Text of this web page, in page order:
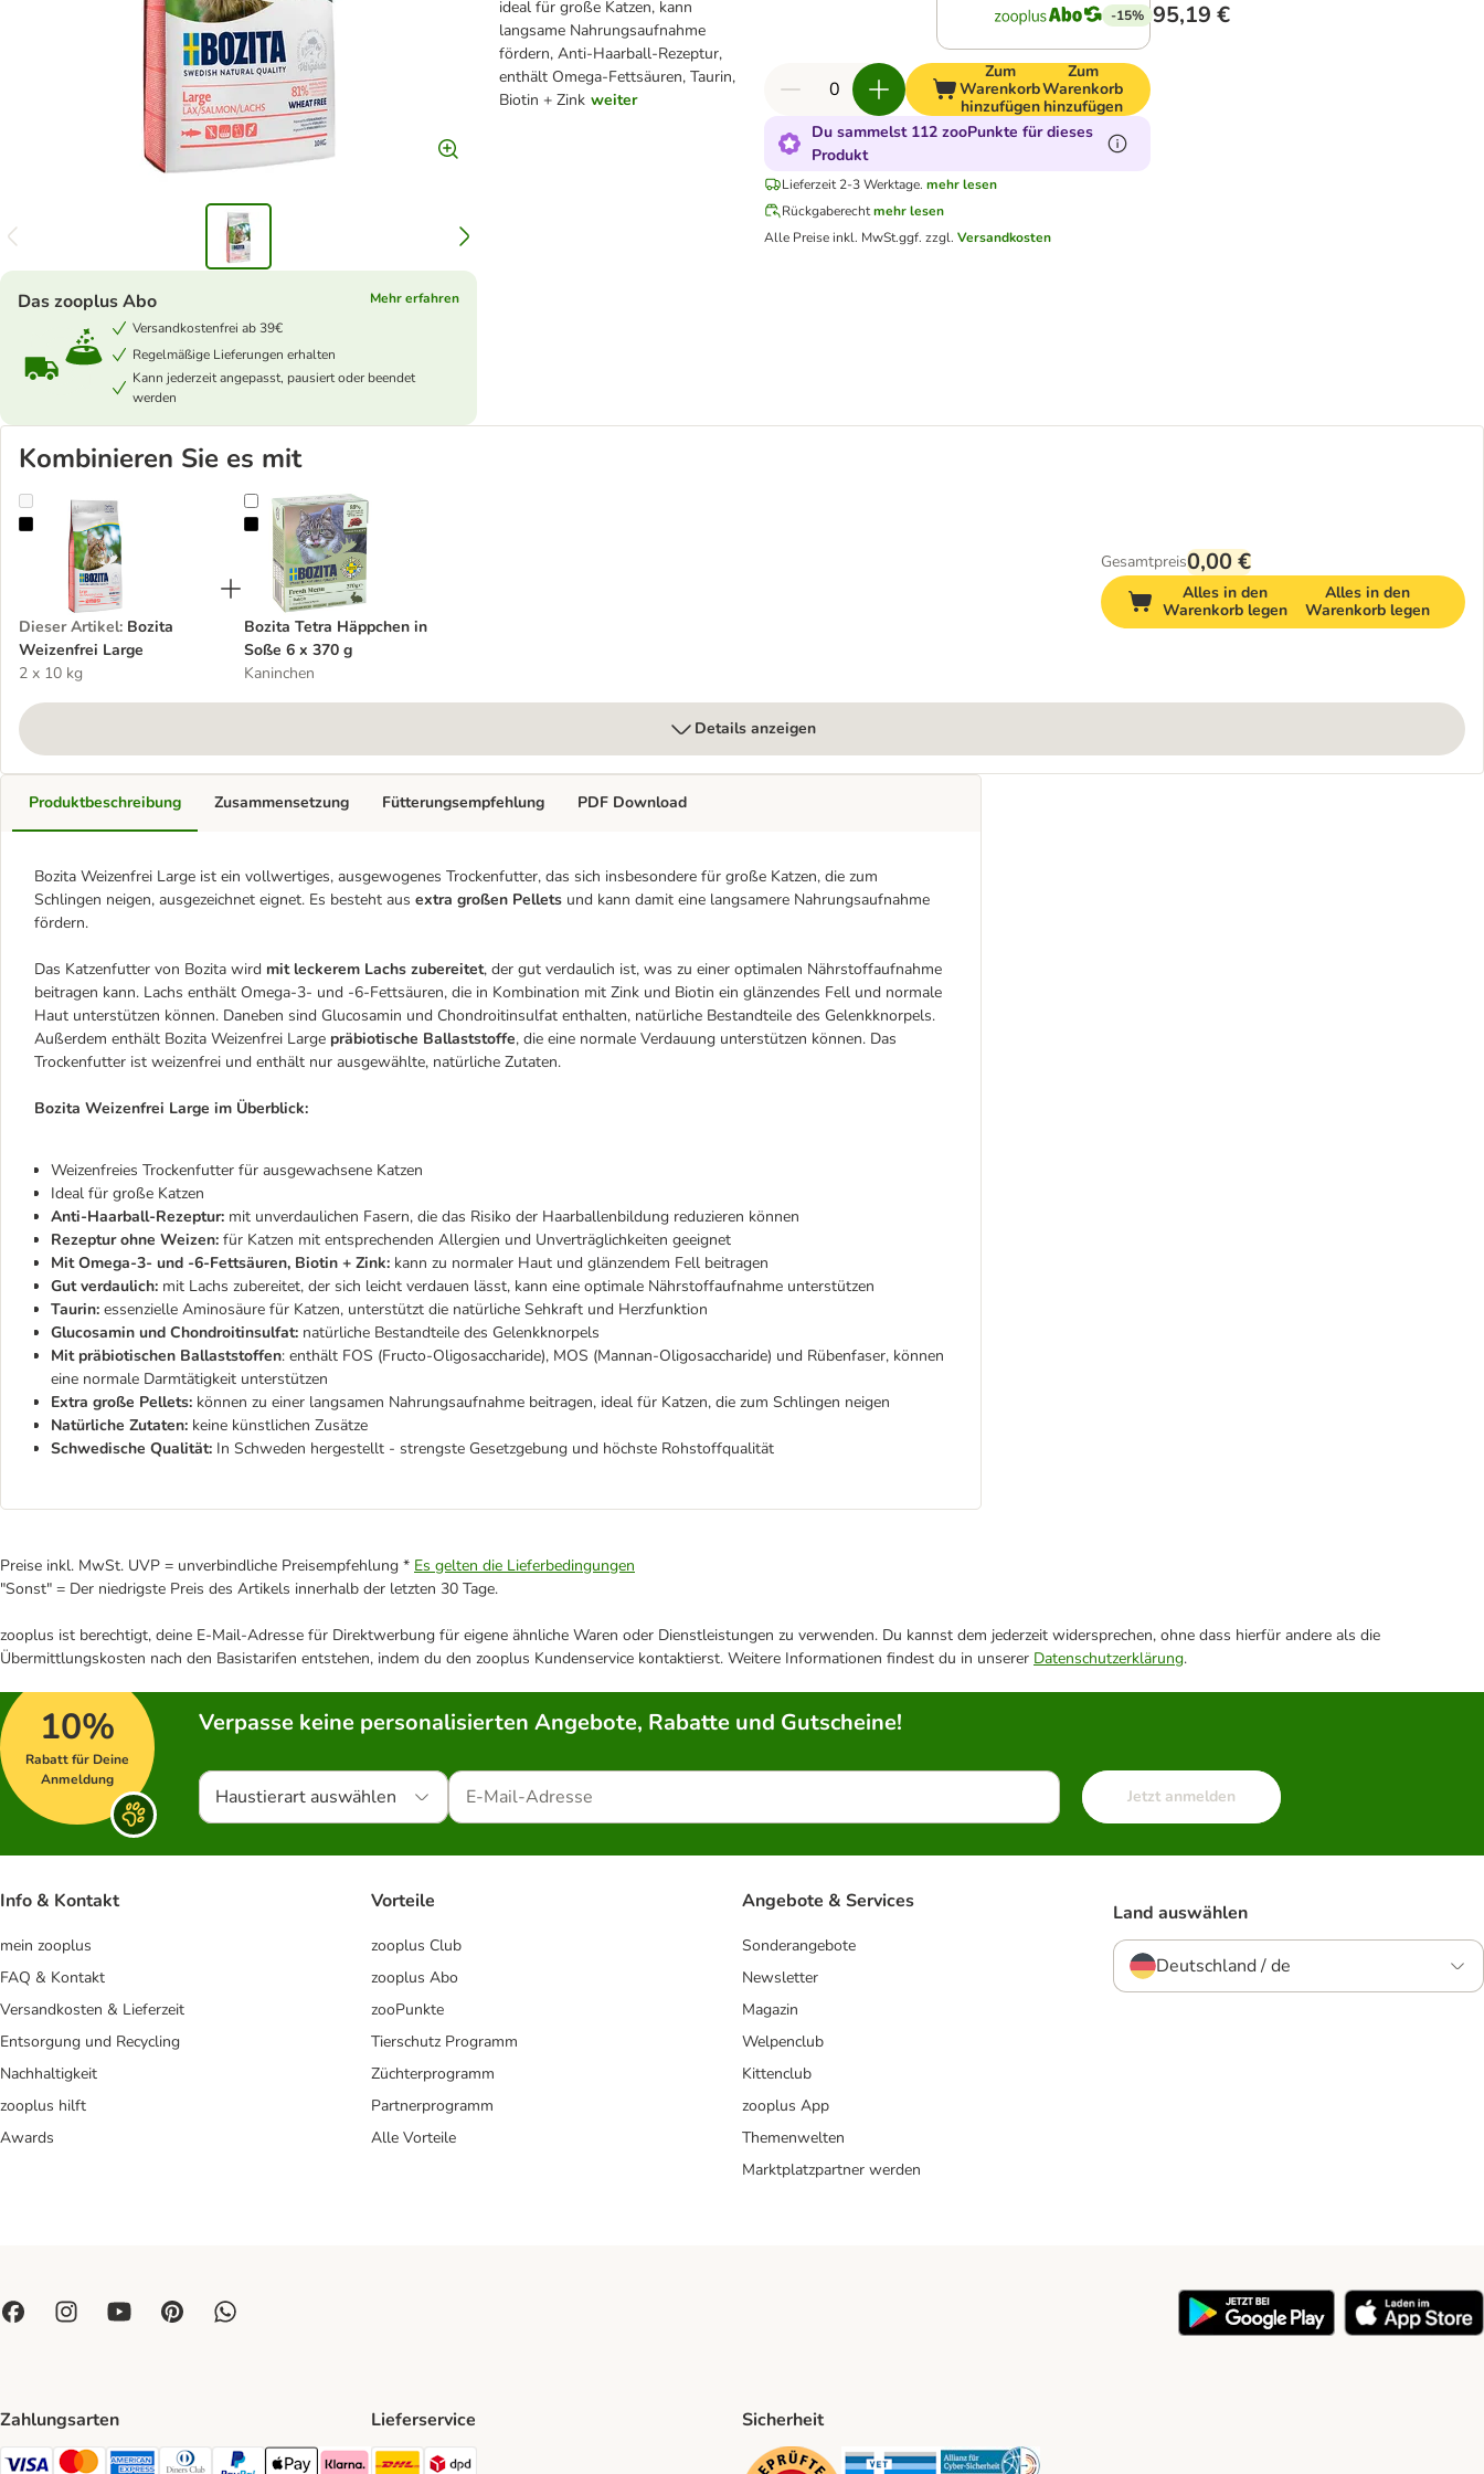
ideal für große Katzen, kann
langsame Nahrungsaufnahme
fördern, Anti-Haarball-Rezeptur,
enthält Omega-Fettsäuren, Taurin,
Biotin + Zink weiter
Das zooplus Abo
Mehr erfahren
Versandkostenfrei ab 39€
Regelmäßige Lieferungen erhalten
Kann jederzeit angepasst, pausiert oder beendet
werden
-15% 95,19 €
Zum
Warenkorb
hinzufügen
Zum
Warenkorb
hinzufügen
Du sammelst 112 zooPunkte für dieses
Produkt
Lieferzeit 2-3 Werktage. mehr lesen
Rückgaberechtmehr lesen
Alle Preise inkl. MwSt.ggf. zzgl.Versandkosten
Kombinieren Sie es mit
Bozita Weizenfrei Large
Dieser Artikel: Bozita
Weizenfrei Large
2 x 10 kg
Bozita Tetra Häppchen in Soße 6 x 370 g
Bozita Tetra Häppchen in
Soße 6 x 370 g
Kaninchen
Gesamtpreis0,00 €
Alles in den
Warenkorb legen
Alles in den
Warenkorb legen
Details anzeigen
Produktbeschreibung
Bozita Weizenfrei Large ist ein vollwertiges, ausgewogenes Trockenfutter, das sich insbesondere für große Katzen, die zum
Schlingen neigen, ausgezeichnet eignet. Es besteht aus extra großen Pellets und kann damit eine langsamere Nahrungsaufnahme
fördern.
Das Katzenfutter von Bozita wird mit leckerem Lachs zubereitet, der gut verdaulich ist, was zu einer optimalen Nährstoffaufnahme
beitragen kann. Lachs enthält Omega-3- und -6-Fettsäuren, die in Kombination mit Zink und Biotin ein glänzendes Fell und normale
Haut unterstützen können. Daneben sind Glucosamin und Chondroitinsulfat enthalten, natürliche Bestandteile des Gelenkknorpels.
Außerdem enthält Bozita Weizenfrei Large präbiotische Ballaststoffe, die eine normale Verdauung unterstützen können. Das
Trockenfutter ist weizenfrei und enthält nur ausgewählte, natürliche Zutaten.
Bozita Weizenfrei Large im Überblick:
Weizenfreies Trockenfutter für ausgewachsene Katzen
Ideal für große Katzen
Anti-Haarball-Rezeptur: mit unverdaulichen Fasern, die das Risiko der Haarballenbildung reduzieren können
Rezeptur ohne Weizen: für Katzen mit entsprechenden Allergien und Unverträglichkeiten geeignet
Mit Omega-3- und -6-Fettsäuren, Biotin + Zink: kann zu normaler Haut und glänzendem Fell beitragen
Gut verdaulich: mit Lachs zubereitet, der sich leicht verdauen lässt, kann eine optimale Nährstoffaufnahme unterstützen
Taurin: essenzielle Aminosäure für Katzen, unterstützt die natürliche Sehkraft und Herzfunktion
Glucosamin und Chondroitinsulfat: natürliche Bestandteile des Gelenkknorpels
Mit präbiotischen Ballaststoffen: enthält FOS (Fructo-Oligosaccharide), MOS (Mannan-Oligosaccharide) und Rübenfaser, können
eine normale Darmtätigkeit unterstützen
Extra große Pellets: können zu einer langsamen Nahrungsaufnahme beitragen, ideal für Katzen, die zum Schlingen neigen
Natürliche Zutaten: keine künstlichen Zusätze
Schwedische Qualität: In Schweden hergestellt - strengste Gesetzgebung und höchste Rohstoffqualität
Zusammensetzung Fütterungsempfehlung PDF Download
Preise inkl. MwSt. UVP = unverbindliche Preisempfehlung * Es gelten die Lieferbedingungen
"Sonst" = Der niedrigste Preis des Artikels innerhalb der letzten 30 Tage.
zooplus ist berechtigt, deine E-Mail-Adresse für Direktwerbung für eigene ähnliche Waren oder Dienstleistungen zu verwenden. Du kannst dem jederzeit widersprechen, ohne dass hierfür andere als die
Übermittlungskosten nach den Basistarifen entstehen, indem du den zooplus Kundenservice kontaktierst. Weitere Informationen findest du in unserer Datenschutzerklärung.
10%
Rabatt für Deine
Anmeldung
Verpasse keine personalisierten Angebote, Rabatte und Gutscheine!
Haustierart auswählen Jetzt anmelden
Info & Kontakt
mein zooplus
FAQ & Kontakt
Versandkosten & Lieferzeit
Entsorgung und Recycling
Nachhaltigkeit
zooplus hilft
Awards
Vorteile
zooplus Club
zooplus Abo
zooPunkte
Tierschutz Programm
Züchterprogramm
Partnerprogramm
Alle Vorteile
Angebote & Services
Sonderangebote
Newsletter
Magazin
Welpenclub
Kittenclub
zooplus App
Themenwelten
Marktplatzpartner werden
Land auswählen
Deutschland / de
Zahlungsarten Lieferservice
DHL Shipping Method
Sicherheit
Security Security Security